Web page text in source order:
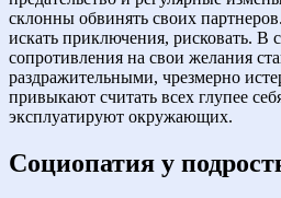
склонны обвинять своих
искать приключения, рисковать. В
сопротивления на свои желания
раздражительными, чрезмерно
привыкают считать всех глупее
эксплуатируют окружающих.
Социопатия у